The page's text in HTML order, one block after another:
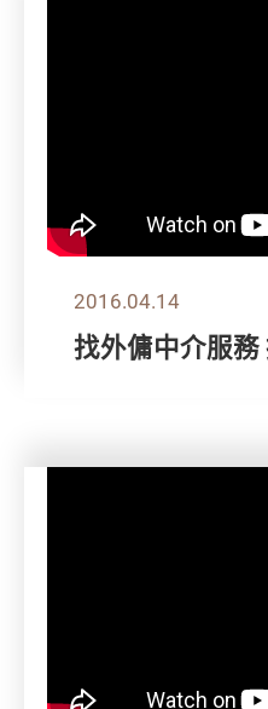
2016.04.14
找外傭中介服務